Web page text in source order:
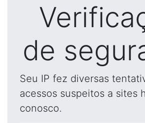
de
Seu IP fez diversas
acessos suspeitos a sites
conosco.